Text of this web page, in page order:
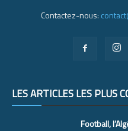
Contactez-nous:
LES ARTICLES LES PLUS
Football,